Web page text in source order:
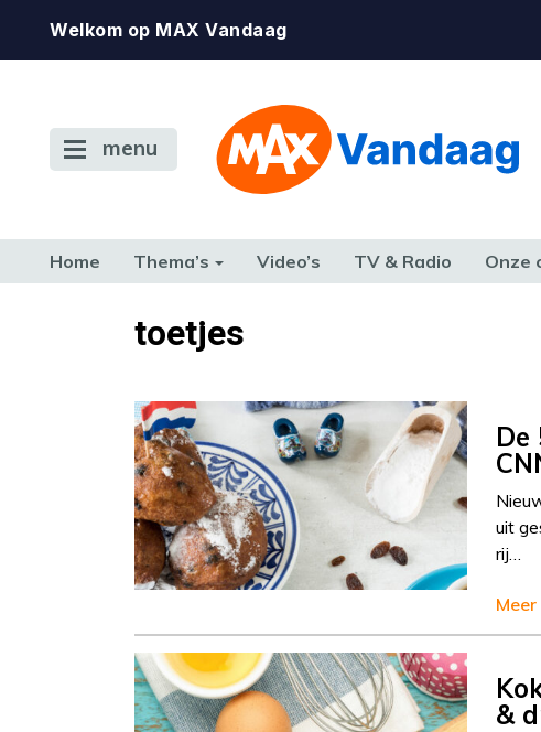
Welkom op MAX Vandaag
menu
Home Thema’s Video’s TV & Radio Onze
TERUG NAAR TOENtoetjes
uit
rij…
Meer
&